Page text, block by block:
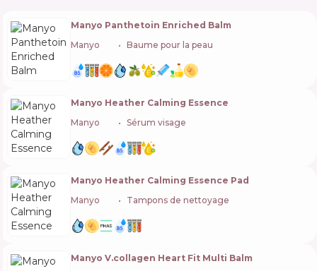
Manyo Panthetoin Enriched Balm
Manyo
Baume pour la peau
Manyo Heather Calming Essence
Manyo
Sérum visage
Manyo Heather Calming Essence Pad
Manyo
Tampons de nettoyage
Manyo V.collagen Heart Fit Multi Balm